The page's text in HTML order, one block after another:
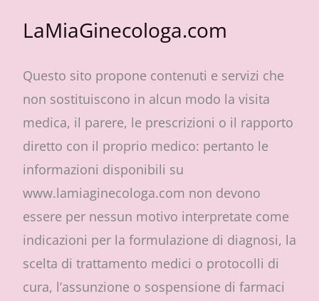
LaMiaGinecologa.com
Questo sito propone contenuti e servizi che
non sostituiscono in alcun modo la visita
medica, il parere, le prescrizioni o il rapporto
diretto con il proprio medico: pertanto le
informazioni disponibili su
www.lamiaginecologa.com non devono
essere per nessun motivo interpretate come
indicazioni per la formulazione di diagnosi, la
scelta di trattamento medici o protocolli di
cura, l’assunzione o sospensione di farmaci